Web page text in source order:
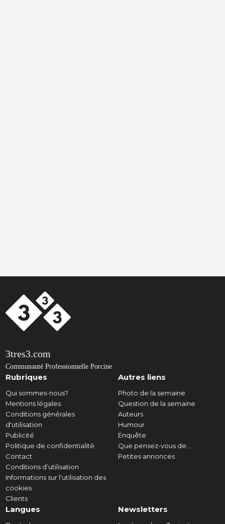
3tres3.com
Communauté Professionnelle Porcine
Rubriques
Qui sommes-nous?
Mentions légales
Conditions générales
d'utilisation
Publicité
Politique de confidentialité
Contact
Conditions d’utilisation
Informations sur l'utilisation des
cookies
Clients
Autres liens
Photo de la semaine
Question de la semaine
Auteurs
Humour
Enquête
Que pensez-vous de...
Petites annonces
Langues Newsletters